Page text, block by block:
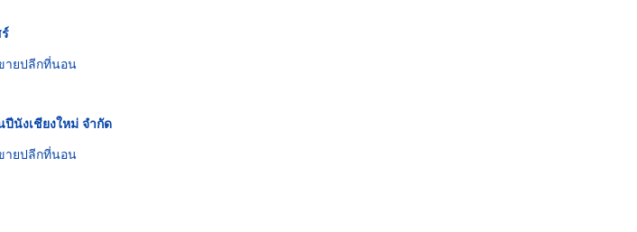
ายปลีกที่นอน
นังเชียงใหม่ จำกัด
ายปลีกที่นอน